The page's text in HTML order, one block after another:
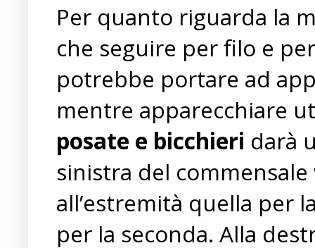
Per quanto riguarda la
che seguire per filo e
potrebbe portare ad
mentre apparecchiare
posate e bicchieri darà
sinistra del
all’estremità quella per
per la seconda. Alla